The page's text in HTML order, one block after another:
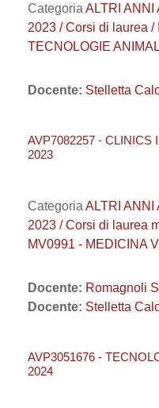
Categoria ALTRI ANNI
2023 / Corsi di laurea
TECNOLOGIE ANIMALI
Docente: Stelletta
AVP7082257 - CLINICS
2023
Categoria ALTRI ANNI
2023 / Corsi di laurea
MV0991 - MEDICINA
Docente: Romagnoli
Docente: Stelletta
AVP3051676 -
2024